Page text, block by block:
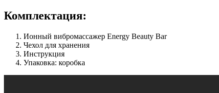
Комплектация:
Ионный вибромассажер Energy Beauty Bar
Чехол для хранения
Инструкция
Упаковка: коробка